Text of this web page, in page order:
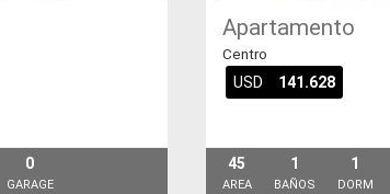
0
GARAGE
Apartamento
Centro
USD 141.628
45
AREA
1
BAÑOS
1
DORM